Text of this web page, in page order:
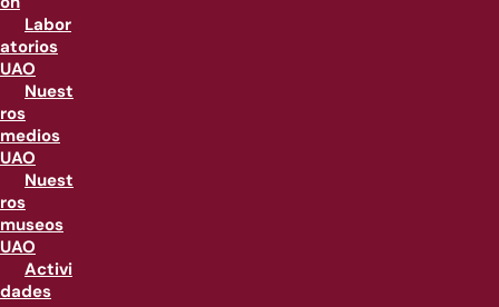
Labor
atorios
UAO
Nuest
ros
medios
UAO
Nuest
ros
museos
UAO
Activi
dades